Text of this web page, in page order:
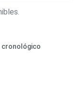
cronológico